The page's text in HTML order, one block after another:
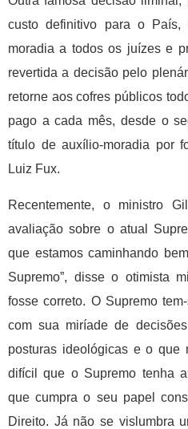
custo definitivo para o
moradia a todos os juízes e
revertida a decisão pelo
retorne aos cofres públicos
pago a cada mês, desde o
título de auxílio-moradia por
Luiz Fux.
Recentemente, o ministro
avaliação sobre o atual
que estamos caminhando
Supremo”, disse o otimista
fosse correto. O Supremo
com sua miríade de
posturas ideológicas e o que
difícil que o Supremo tenha
que cumpra o seu papel
Direito. Já não se vislumbra